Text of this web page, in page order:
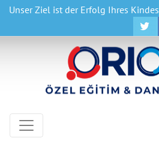
Unser Ziel ist der Erfolg Ihres Kindes